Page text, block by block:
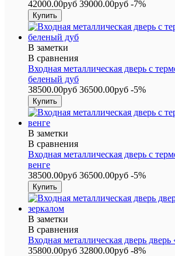
42000.00руб 39000.00руб -7%
В заметки
В сравнения
Входная металлическая дверь с
беленый дуб
38500.00руб 36500.00руб -5%
В заметки
В сравнения
Входная металлическая дверь с
венге
38500.00руб 36500.00руб -5%
В заметки
В сравнения
Входная металлическая дверь
35800.00руб 32800.00руб -8%